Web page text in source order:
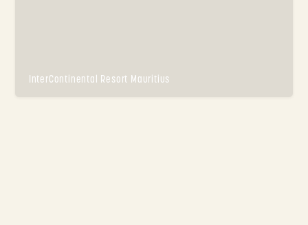
InterContinental Resort Mauritius